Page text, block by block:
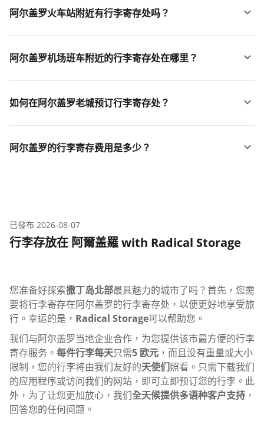
已發布 2026-08-07
行李存放在 阿爾盖羅 with Radical Storage
您准备好探索撒丁岛北部最具魅力的城市了吗？首先，您需
要将行李寄存在阿尔盖罗的行李寄存处，以便更好地享受旅
行。幸运的是， Radical Storage可以帮助您。
我们与阿尔盖罗当地企业合作，为您提供该市最方便的行李
寄存服务。 每件行李每天只需5 欧元 ，而且没有重量或大小
限制，您的行李将由我们友好的天使们照看。只需下载我们
的应用程序或访问我们的网站，即可立即预订您的行李。此
外，为了让您更加放心，我们全天候提供多语种客户支持 ，
回答您的任何问题。
阿尔盖罗火车站附近有行李寄存处吗？
阿尔盖罗机场班车附近的行李寄存处在哪里？
如何在阿尔盖罗老城预订行李寄存处？
阿尔盖罗的行李寄存费用是多少？